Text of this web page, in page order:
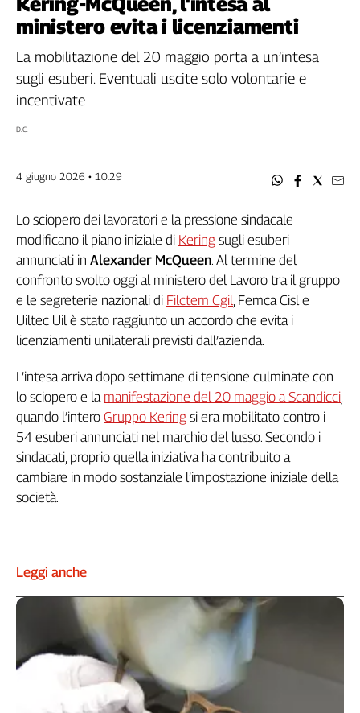
Filcams
Filctem
Fillea
Fiom
Flai
Fp
Slc
Spi
Inca
Caaf
Speciali
G8
Genova,
il
sangue
della
ragione
120
anni
Cgil
Collettiva
Rubriche
La
ministero evita i licenziamenti
La mobilitazione del 20 maggio porta a un’intesa
sugli esuberi. Eventuali uscite solo volontarie e
incentivate
D.C.
4 giugno 2026 • 10:29
Lo sciopero dei lavoratori e la pressione sindacale
modificano il piano iniziale di Kering sugli esuberi
annunciati in Alexander McQueen. Al termine del
confronto svolto oggi al ministero del Lavoro tra il gruppo
e le segreterie nazionali di Filctem Cgil, Femca Cisl e
Uiltec Uil è stato raggiunto un accordo che evita i
licenziamenti unilaterali previsti dall’azienda.
L’intesa arriva dopo settimane di tensione culminate con
lo sciopero e la manifestazione del 20 maggio a Scandicci,
quando l’intero Gruppo Kering si era mobilitato contro i
54 esuberi annunciati nel marchio del lusso. Secondo i
sindacati, proprio quella iniziativa ha contribuito a
cambiare in modo sostanziale l’impostazione iniziale della
società.
Leggi anche